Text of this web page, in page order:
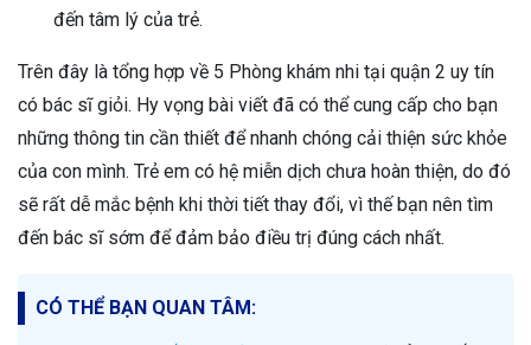
đến tâm lý của trẻ.
Trên đây là tổng hợp về 5 Phòng khám nhi tại quận 2 uy tín
có bác sĩ giỏi. Hy vọng bài viết đã có thể cung cấp cho bạn
những thông tin cần thiết để nhanh chóng cải thiện sức khỏe
của con mình. Trẻ em có hệ miễn dịch chưa hoàn thiện, do đó
sẽ rất dễ mắc bệnh khi thời tiết thay đổi, vì thế bạn nên tìm
đến bác sĩ sớm để đảm bảo điều trị đúng cách nhất.
CÓ THỂ BẠN QUAN TÂM: